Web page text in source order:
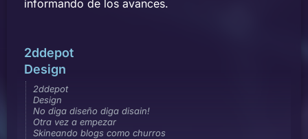
informando de los avances.
2ddepot
Design
2ddepot
Design
No diga diseño diga disain!
Otra vez a empezar
Skineando blogs como churros